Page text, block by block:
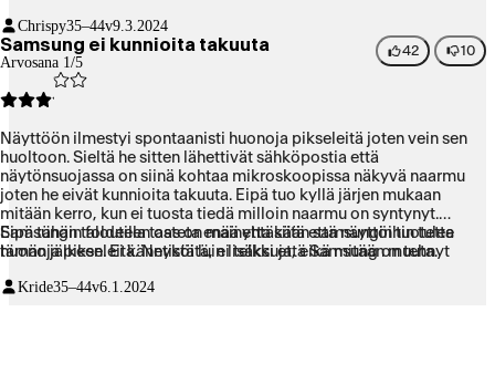
Chrispy35–44v9.3.2024
Samsung ei kunnioita takuuta
Arvosana 1/5
42 10
Näyttöön ilmestyi spontaanisti huonoja pikseleitä joten vein sen
huoltoon. Sieltä he sitten lähettivät sähköpostia että
näytönsuojassa on siinä kohtaa mikroskoopissa näkyvä naarmu
joten he eivät kunnioita takuuta. Eipä tuo kyllä järjen mukaan
mitään kerro, kun ei tuosta tiedä milloin naarmu on syntynyt.
Samsungin foldeilla taas on mainetta siitä että näyttöihin tulee
huonoja pikseleitä. Netistä luin lisäksi että Samsung on tehnyt
Eipä tähän talouteen osteta enää yhtäkään samsungin tuotetta
tämän jälkeen. Ei kännyköitä, ei telkkuja, eikä mitään muuta.
Kride35–44v6.1.2024